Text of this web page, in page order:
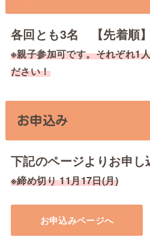
各回とも3名 【先着順】
※親子参加可です。それぞれ1
ださい！
お申込み
下記のページよりお申し
※締め切り 11月17日(月)
お申込みページへ